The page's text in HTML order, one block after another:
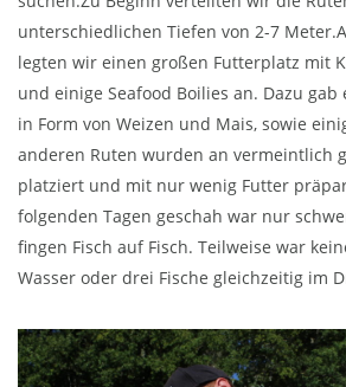
unterschiedlichen Tiefen von 2-7
legten wir einen großen Futterplatz mit
und einige Seafood Boilies an. Dazu
in Form von Weizen und Mais, sowie
anderen Ruten wurden an vermeintlich
platziert und mit nur wenig Futter
folgenden Tagen geschah war nur
fingen Fisch auf Fisch. Teilweise war
Wasser oder drei Fische gleichzeitig im